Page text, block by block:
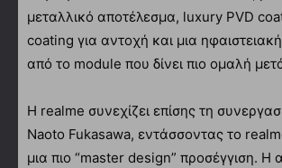
μεταλλικό αποτέλεσμα, luxury PVD
coating για αντοχή και μια
από το module που δίνει πιο ομαλή
Η realme συνεχίζει επίσης τη
Naoto Fukasawa, εντάσσοντας το
μια πιο “master design” προσέγγιση. Η